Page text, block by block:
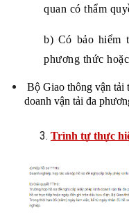
quan có thẩm
b) Có bảo hiểm
phương thức
Bộ Giao thông vận tải
doanh vận tải đa
Trình tự thực